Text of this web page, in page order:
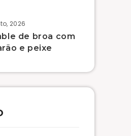
2026
de broa com
e peixe